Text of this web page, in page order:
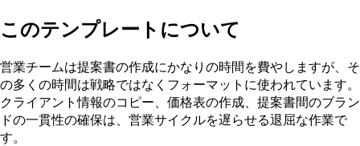
このテンプレートについて
営業チームは提案書の作成にかなりの時間を費やしますが、そ
の多くの時間は戦略ではなくフォーマットに使われています。
クライアント情報のコピー、価格表の作成、提案書間のブラン
ドの一貫性の確保は、営業サイクルを遅らせる退屈な作業で
す。